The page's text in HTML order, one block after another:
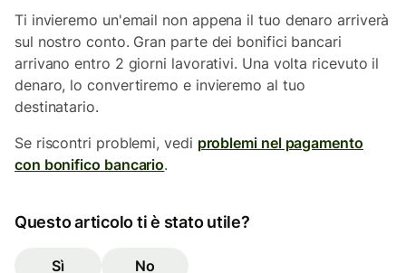
Ti invieremo un'email non appena il tuo denaro arriverà
sul nostro conto. Gran parte dei bonifici bancari
arrivano entro 2 giorni lavorativi. Una volta ricevuto il
denaro, lo convertiremo e invieremo al tuo
destinatario.
Se riscontri problemi, vedi problemi nel pagamento
con bonifico bancario.
Questo articolo ti è stato utile?
Sì No